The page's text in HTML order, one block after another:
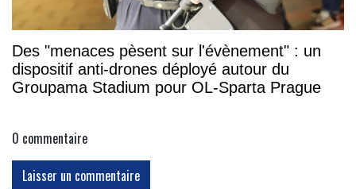
Des "menaces pèsent sur l'évènement" : un
dispositif anti-drones déployé autour du
Groupama Stadium pour OL-Sparta Prague
0 commentaire
Laisser un commentaire